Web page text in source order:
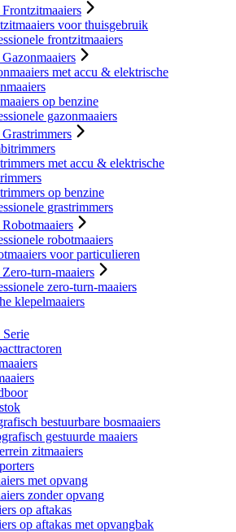
voor thuisgebruik
frontzitmaaiers
met accu & elektrische
op benzine
gazonmaaiers
met accu & elektrische
op benzine
grastrimmers
robotmaaiers
voor particulieren
turn-maaiers
zero-turn-maaiers
klepelmaaiers
bestuurbare bosmaaiers
gestuurde maaiers
zitmaaiers
met opvang
zonder opvang
op aftakas
op aftakas met opvangbak